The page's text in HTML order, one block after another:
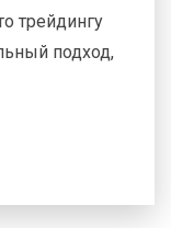
трейдингу
подход,